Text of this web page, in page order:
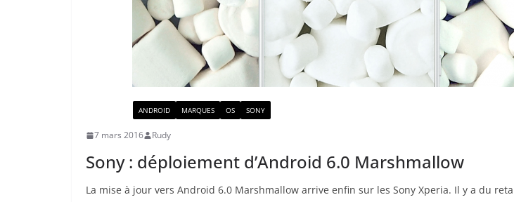
ANDROID MARQUES OS SONY
7 mars 2016 Rudy
Sony : déploiement d’Android 6.0 Marshmallow
La mise à jour vers Android 6.0 Marshmallow arrive enfin sur les Sony Xperia. Il y a du